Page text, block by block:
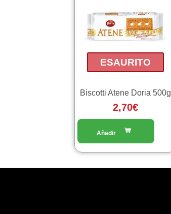
ESAURITO
Biscotti Atene Doria 500g
2,70€